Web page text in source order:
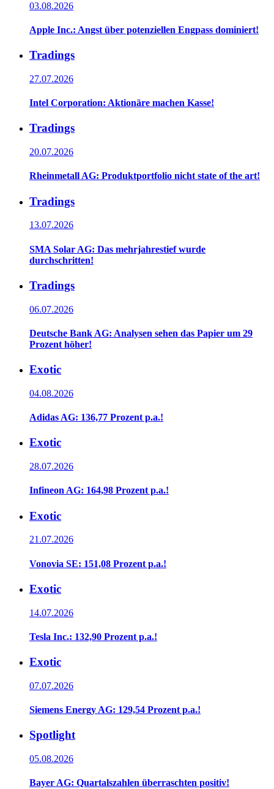
03.08.2026
Apple Inc.: Angst über potenziellen Engpass dominiert!
Tradings
27.07.2026
Intel Corporation: Aktionäre machen Kasse!
Tradings
20.07.2026
Rheinmetall AG: Produktportfolio nicht state of the art!
Tradings
13.07.2026
SMA Solar AG: Das mehrjahrestief wurde
durchschritten!
Tradings
06.07.2026
Deutsche Bank AG: Analysen sehen das Papier um 29
Prozent höher!
Exotic
04.08.2026
Adidas AG: 136,77 Prozent p.a.!
Exotic
28.07.2026
Infineon AG: 164,98 Prozent p.a.!
Exotic
21.07.2026
Vonovia SE: 151,08 Prozent p.a.!
Exotic
14.07.2026
Tesla Inc.: 132,90 Prozent p.a.!
Exotic
07.07.2026
Siemens Energy AG: 129,54 Prozent p.a.!
Spotlight
05.08.2026
Bayer AG: Quartalszahlen überraschten positiv!